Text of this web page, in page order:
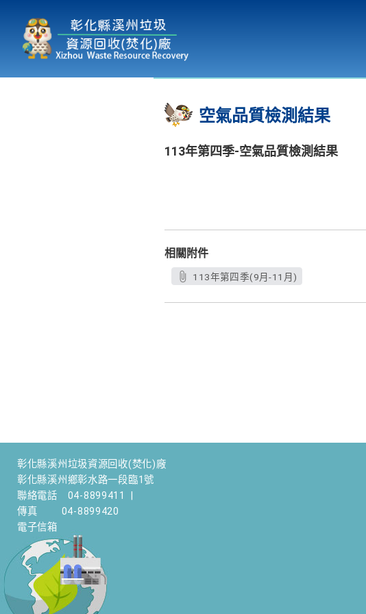
本廠簡介
:::
空氣品質檢測結果
113年第四季-空氣品質檢測結果
相關附件
113年第四季(9月-11月)
彰化縣溪州垃圾資源回收(焚化)廠
彰化縣溪州鄉彰水路一段臨1號
聯絡電話
04-8899411
傳真
04-8899420
電子信箱